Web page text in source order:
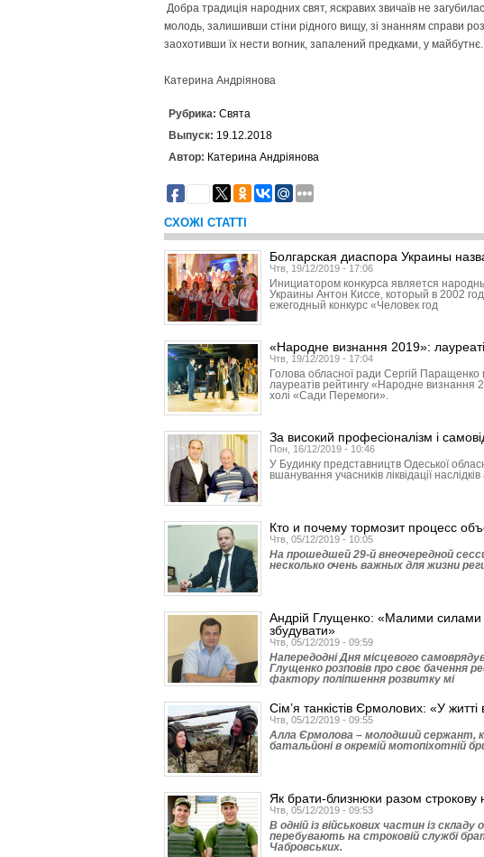
Добра традиція народних свят, яскравих звичаїв не
молодь, залишивши стіни рідного вищу, зі знанням справи
заохотивши їх нести вогник, запалений предками, у майбутнє.
Катерина Андріянова
Рубрика: Свята
Выпуск: 19.12.2018
Автор: Катерина Андріянова
СХОЖІ СТАТТІ
Болгарская диаспора Украины
Чтв, 19/12/2019 - 17:06
Инициатором конкурса является
Украины Антон Киссе, который в 2002
ежегодный конкурс «Человек год
«Народне визнання 2019»:
Чтв, 19/12/2019 - 17:04
Голова обласної ради Сергій Паращенко
лауреатів рейтингу «Народне визнання
холі «Сади Перемоги».
За високий професіоналізм і
Пон, 16/12/2019 - 10:46
У Будинку представництв Одеської
вшанування учасників ліквідації
Кто и почему тормозит процесс
Чтв, 05/12/2019 - 10:05
На прошедшей 29-й внеочередной
несколько очень важных для жизни
Андрій Глущенко: «Малими силами
збудувати»
Чтв, 05/12/2019 - 09:59
Напередодні Дня місцевого
Глущенко розповів про своє бачення
фактору поліпшення розвитку мі
Сім’я танкістів Єрмолових: «У
Чтв, 05/12/2019 - 09:55
Алла Єрмолова – молодший сержант,
батальйоні в окремій мотопіхотній
Як брати-близнюки разом строкову
Чтв, 05/12/2019 - 09:53
В одній із військових частин із
перебувають на строковій службі
Чабровських.